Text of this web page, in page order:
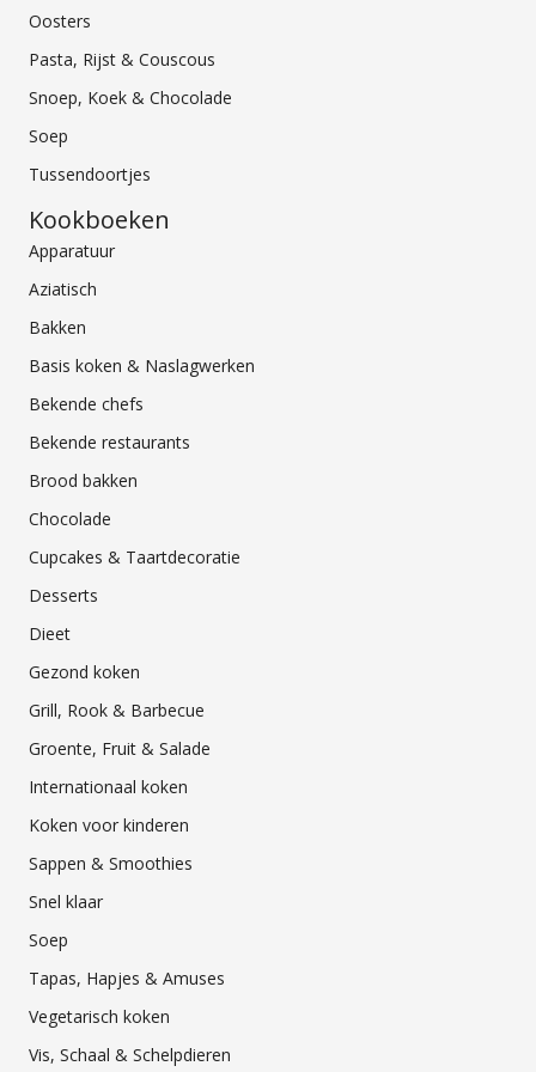
Oosters
Pasta, Rijst & Couscous
Snoep, Koek & Chocolade
Soep
Tussendoortjes
Kookboeken
Apparatuur
Aziatisch
Bakken
Basis koken & Naslagwerken
Bekende chefs
Bekende restaurants
Brood bakken
Chocolade
Cupcakes & Taartdecoratie
Desserts
Dieet
Gezond koken
Grill, Rook & Barbecue
Groente, Fruit & Salade
Internationaal koken
Koken voor kinderen
Sappen & Smoothies
Snel klaar
Soep
Tapas, Hapjes & Amuses
Vegetarisch koken
Vis, Schaal & Schelpdieren